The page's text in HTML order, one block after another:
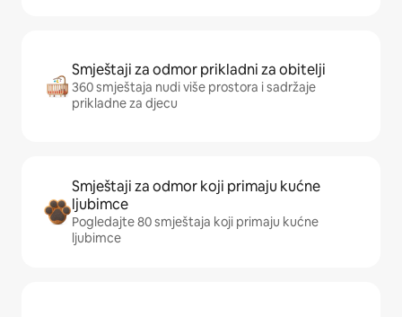
Smještaji za odmor prikladni za obitelji
360 smještaja nudi više prostora i sadržaje
prikladne za djecu
Smještaji za odmor koji primaju kućne
ljubimce
Pogledajte 80 smještaja koji primaju kućne
ljubimce